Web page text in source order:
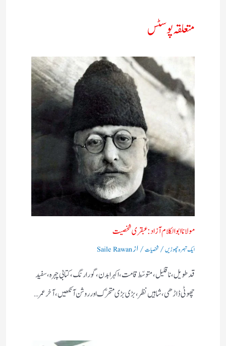
متعلقہ پوسٹس
مولانا ابوالکلام آزاد:عبقری شخصیت
ایک تبصرہ چھوڑیں/شخصیات/ ازSaile Rawan
قد طویل، نا قلیل، متوسّط قامت، اکہرا بدن، گورا رنگ، کتابی چہرہ، سفید
چھوٹی ڈاڑھی، شاہیں نظر، بڑی بڑی متحرّک اور روشن آنکھیں، آخر عمر…